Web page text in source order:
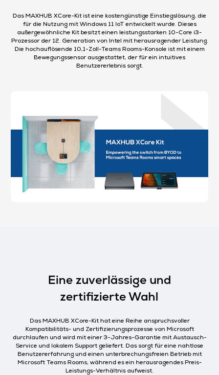
Das MAXHUB XCore-Kit ist eine kostengünstige Einstiegslösung, die
für die Nutzung mit Windows 11 loT entwickelt wurde. Dieses
außergewöhnliche Kit besitzt einen leistungsstarken 10-Core i3-
Prozessor der 12. Generation von Intel mit herausragender Leistung.
Die hochauflösende 10,1-Zoll-Teams Rooms-Konsole ist mit einem
Bewegungssensor ausgestattet, der für ein intuitives
Benutzererlebnis sorgt.
Eine zuverlässige und
zertifizierte Wahl
Das MAXHUB XCore-Kit hat eine Reihe anspruchsvoller
Kompatibilitäts- und Zertifizierungsprozesse von Microsoft
durchlaufen und wird mit einer 3-Jahres-Garantie mit Austausch-
Service und lokalem Support geliefert. Das sorgt für eine nahtlose
Benutzererfahrung und einen unterbrechungsfreien Betrieb mit
Microsoft Teams Rooms, während es ein herausragendes Preis-
Leistungs-Verhältnis aufweist.